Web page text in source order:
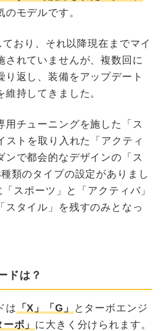
のモデルです。
おり、それ以降現在までマイ
されていませんが、複数回に
り返し、装備をアップデート
持してきました。
用チューニングを施した「ス
ストを取り入れた「アクティ
ンで都会的なデザインの「ス
類のタイプの設定がありまし
スポーツ」と「アクティバ」
スタイル」を残すのみとなっ
ドは？
は 「X」「G」
とターボエンジ
ーボ」 に大きく分けられます。